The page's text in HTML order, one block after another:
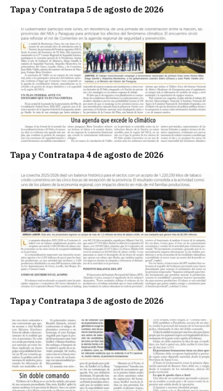
Tapa y Contratapa 5 de agosto de 2026
Tapa y Contratapa 4 de agosto de 2026
Tapa y Contratapa 3 de agosto de 2026